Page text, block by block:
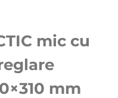
mic cu
mm